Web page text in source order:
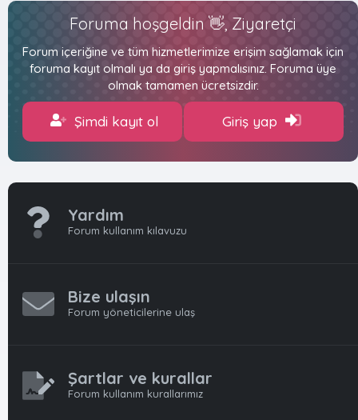
Foruma hoşgeldin 👋, Ziyaretçi
Forum içeriğine ve tüm hizmetlerimize erişim sağlamak için
foruma kayıt olmalı ya da giriş yapmalısınız. Foruma üye
olmak tamamen ücretsizdir.
Şimdi kayıt ol Giriş yap
Yardım
Forum kullanım kılavuzu
Bize ulaşın
Forum yöneticilerine ulaş
Şartlar ve kurallar
Forum kullanım kurallarımız